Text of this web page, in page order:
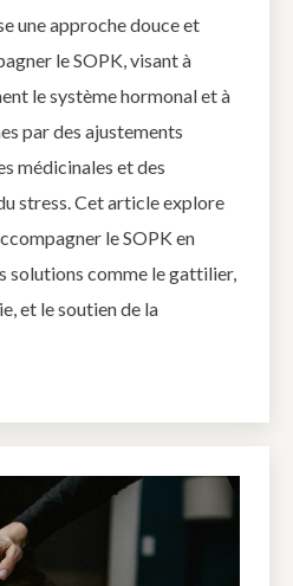
une approche douce et
le SOPK, visant à
le système hormonal et à
par des ajustements
médicinales et des
stress. Cet article explore
le SOPK en
solutions comme le gattilier,
et le soutien de la